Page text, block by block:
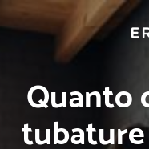
Quanto
tubature